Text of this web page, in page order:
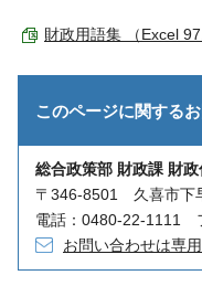
財政用語集 （Excel
このページに関する
総合政策部 財政課 財政
〒346-8501 久喜市下
電話：0480-22-1111
お問い合わせは専